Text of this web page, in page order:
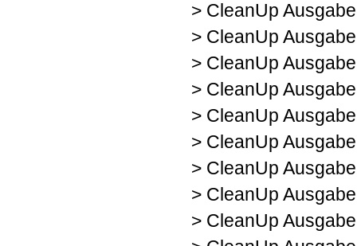
> CleanUp
> CleanUp
> CleanUp
> CleanUp
> CleanUp
> CleanUp
> CleanUp
> CleanUp
> CleanUp